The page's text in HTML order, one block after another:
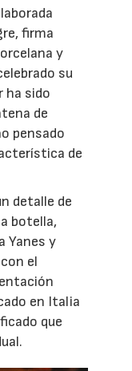
firma
y
su
ha sido
de
pensado
de
detalle de
botella,
Yanes y
el
en Italia
que